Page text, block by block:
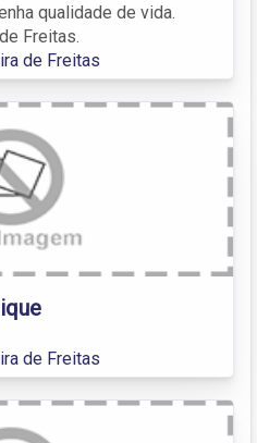
qualidade de vida.
Freitas.
de Freitas
de Freitas